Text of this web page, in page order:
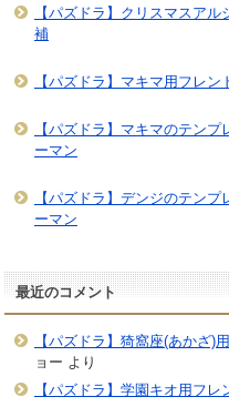
【パズドラ】クリスマスア
補
【パズドラ】マキマ用フレ
【パズドラ】マキマのテン
ーマン
【パズドラ】デンジのテン
ーマン
最近のコメント
【パズドラ】猗窩座(あかざ)
ョー より
【パズドラ】学園キオ用フレ